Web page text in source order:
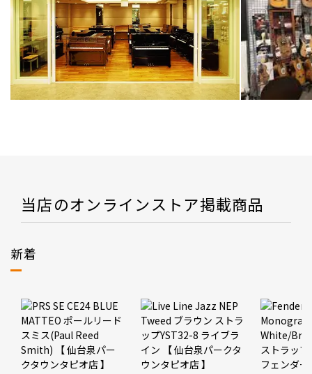
当店のオンラインストア掲載商品
新着